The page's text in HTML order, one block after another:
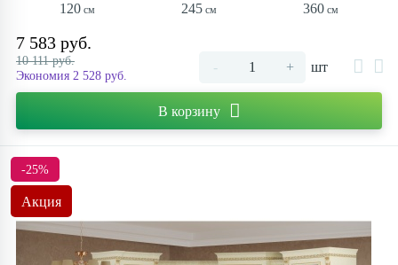
120 245 360
7 583 руб.
10 111 руб.
Экономия 2 528 руб.
- + шт
В корзину
-25%
Акция